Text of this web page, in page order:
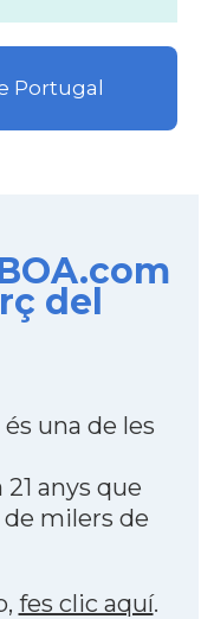
Portugal
del
una de les
anys que
milers de
fes clic aquí.